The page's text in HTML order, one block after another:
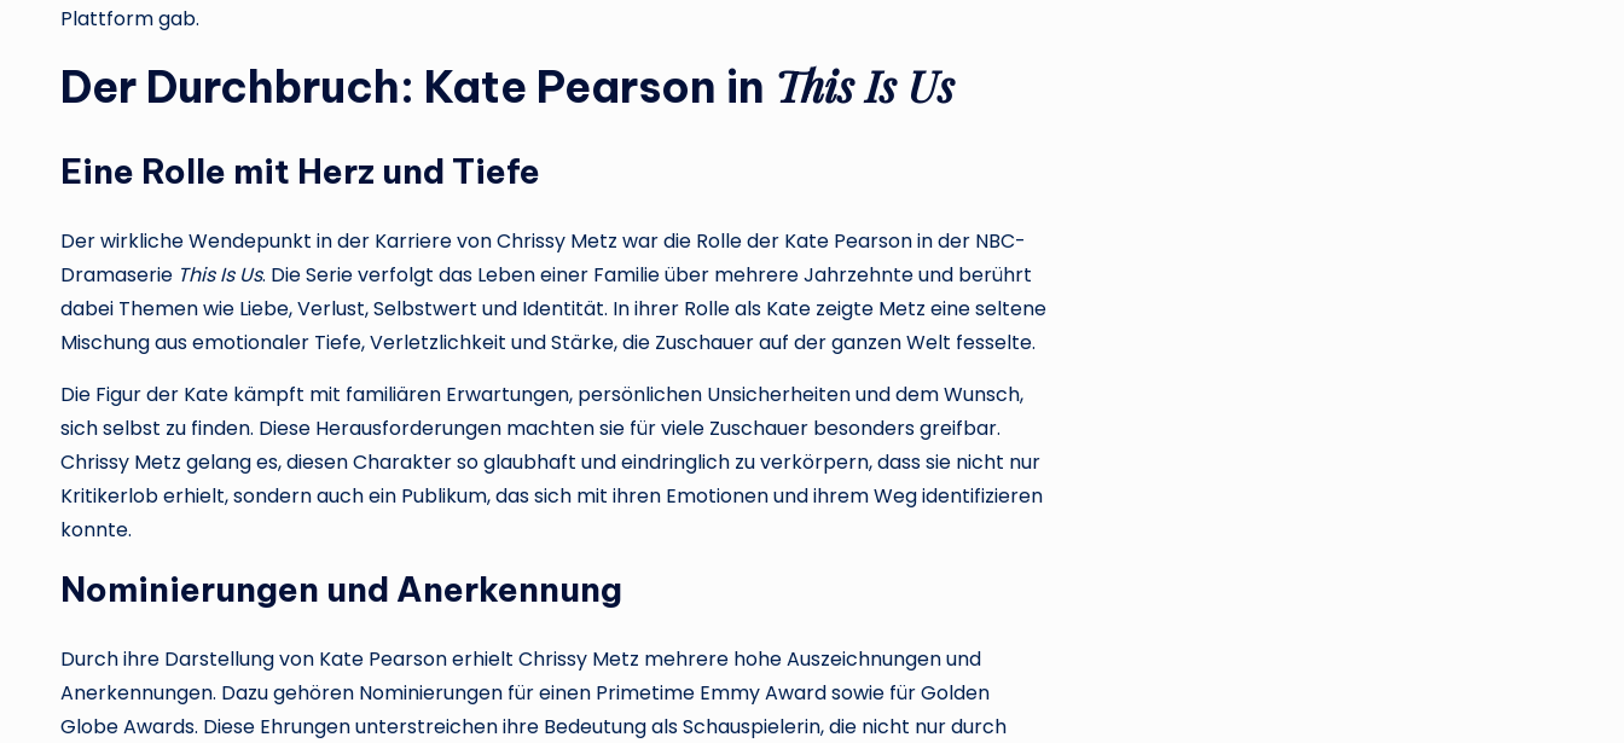
Plattform gab.
Der Durchbruch: Kate Pearson in This Is Us
Eine Rolle mit Herz und Tiefe
Der wirkliche Wendepunkt in der Karriere von Chrissy Metz war die Rolle der Kate Pearson in der NBC-
Dramaserie This Is Us. Die Serie verfolgt das Leben einer Familie über mehrere Jahrzehnte und berührt
dabei Themen wie Liebe, Verlust, Selbstwert und Identität. In ihrer Rolle als Kate zeigte Metz eine seltene
Mischung aus emotionaler Tiefe, Verletzlichkeit und Stärke, die Zuschauer auf der ganzen Welt fesselte.
Die Figur der Kate kämpft mit familiären Erwartungen, persönlichen Unsicherheiten und dem Wunsch,
sich selbst zu finden. Diese Herausforderungen machten sie für viele Zuschauer besonders greifbar.
Chrissy Metz gelang es, diesen Charakter so glaubhaft und eindringlich zu verkörpern, dass sie nicht nur
Kritikerlob erhielt, sondern auch ein Publikum, das sich mit ihren Emotionen und ihrem Weg identifizieren
konnte.
Nominierungen und Anerkennung
Durch ihre Darstellung von Kate Pearson erhielt Chrissy Metz mehrere hohe Auszeichnungen und
Anerkennungen. Dazu gehören Nominierungen für einen Primetime Emmy Award sowie für Golden
Globe Awards. Diese Ehrungen unterstreichen ihre Bedeutung als Schauspielerin, die nicht nur durch